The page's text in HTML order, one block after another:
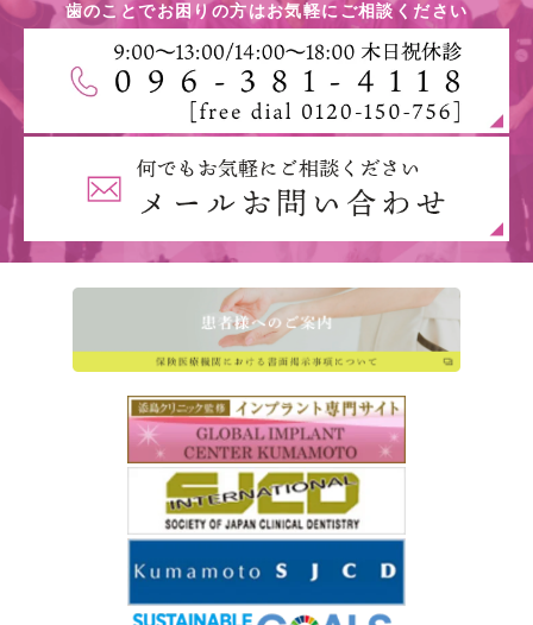
歯のことでお困りの方はお気軽にご相談ください